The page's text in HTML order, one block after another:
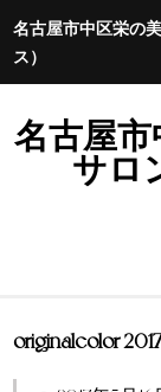
名古屋市中区栄の
ス）
名古屋
サロ
ホーム
originalcolor